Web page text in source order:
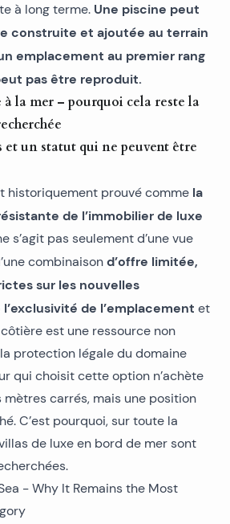
à long terme. Une piscine peut
construite et ajoutée au terrain
emplacement au premier rang
pas être reproduit.
la mer – pourquoi cela reste la
et un statut qui ne peuvent être
historiquement prouvé comme la
de l’immobilier de luxe
s’agit pas seulement d’une vue
combinaison d’offre limitée,
sur les nouvelles
de l’emplacement et
est une ressource non
protection légale du domaine
qui choisit cette option n’achète
mètres carrés, mais une position
C’est pourquoi, sur toute la
de luxe en bord de mer sont